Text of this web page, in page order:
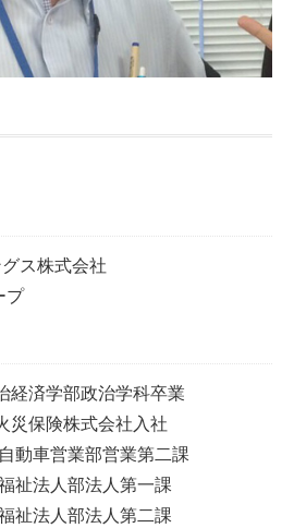
ス株式会社
プ
経済学部政治学科卒業
災保険株式会社入社
動車営業部営業第二課
祉法人部法人第一課
祉法人部法人第二課